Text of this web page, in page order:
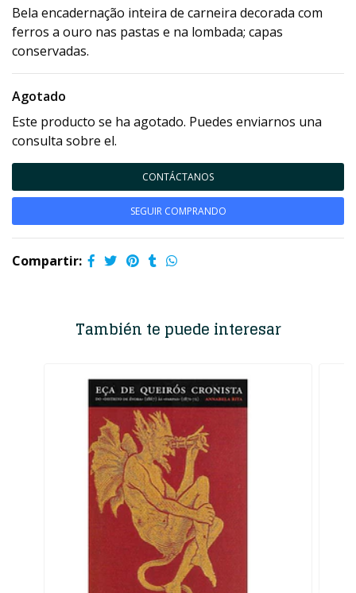
Bela encadernação inteira de carneira decorada com
ferros a ouro nas pastas e na lombada; capas
conservadas.
Agotado
Este producto se ha agotado. Puedes enviarnos una
consulta sobre el.
CONTÁCTANOS
SEGUIR COMPRANDO
Compartir:
También te puede interesar